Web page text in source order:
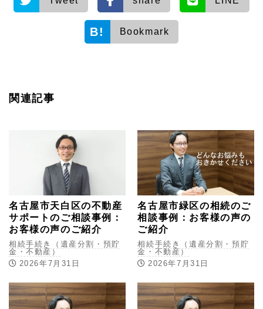
Bookmark
関連記事
名古屋市天白区の不動産
サポートのご相談事例：
お客様の声のご紹介
相続手続き（遺産分割・預貯
金・不動産）
2026年7月31日
名古屋市緑区の相続のご
相談事例：お客様の声の
ご紹介
相続手続き（遺産分割・預貯
金・不動産）
2026年7月31日